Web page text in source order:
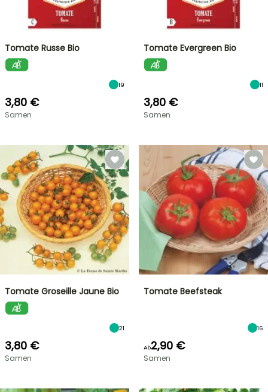
Tomate Russe Bio
19
3,80 €
Samen
Tomate Evergreen Bio
11
3,80 €
Samen
Tomate Groseille Jaune Bio
21
3,80 €
Samen
Tomate Beefsteak
16
Ab2,90 €
Samen